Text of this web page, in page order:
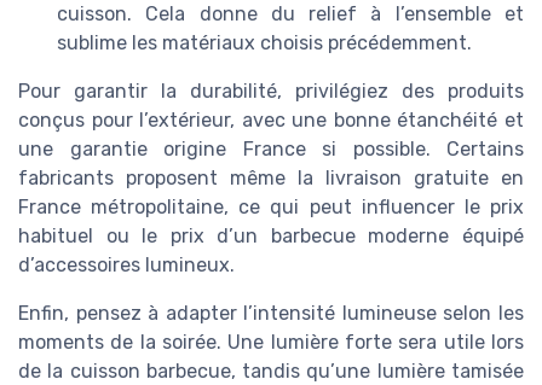
cuisson. Cela donne du relief à l’ensemble et
sublime les matériaux choisis précédemment.
Pour garantir la durabilité, privilégiez des produits
conçus pour l’extérieur, avec une bonne étanchéité et
une garantie origine France si possible. Certains
fabricants proposent même la livraison gratuite en
France métropolitaine, ce qui peut influencer le prix
habituel ou le prix d’un barbecue moderne équipé
d’accessoires lumineux.
Enfin, pensez à adapter l’intensité lumineuse selon les
moments de la soirée. Une lumière forte sera utile lors
de la cuisson barbecue, tandis qu’une lumière tamisée